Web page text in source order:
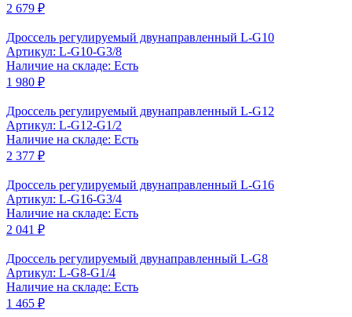
2 679 ₽
Дроссель регулируемый двунаправленный L-G10
Артикул: L-G10-G3/8
Наличие на складе: Есть
1 980 ₽
Дроссель регулируемый двунаправленный L-G12
Артикул: L-G12-G1/2
Наличие на складе: Есть
2 377 ₽
Дроссель регулируемый двунаправленный L-G16
Артикул: L-G16-G3/4
Наличие на складе: Есть
2 041 ₽
Дроссель регулируемый двунаправленный L-G8
Артикул: L-G8-G1/4
Наличие на складе: Есть
1 465 ₽